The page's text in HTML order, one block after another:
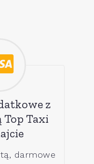
z
Taxi
darmowe